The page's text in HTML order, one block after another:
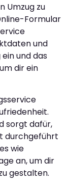
Umzug zu
Formular
und
und das
dir ein
sorgt dafür,
durchgeführt
wie
an, um dir
gestalten.